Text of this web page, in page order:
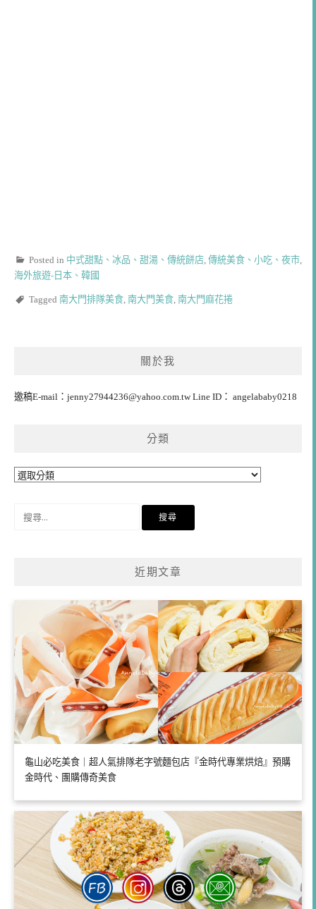
Posted in 中式甜點、冰品、甜湯、傳統餅店 傳統美食、小吃、夜市
海外旅遊-日本、韓國
Tagged 南大門排隊美食 南大門美食 南大門麻花捲
關於我
邀稿E-mail： jenny27944236@yahoo.com.twLine ID： angelababy0218
分類
分
近期文章
龜山必吃美食｜超人氣排隊老字號麵包店『金時代專業烘焙』預購
金時代、團購傳奇美食